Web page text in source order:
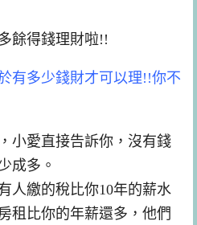
餘得錢理財啦!!
有多少錢財才可以理!!你不
小愛直接告訴你， 沒有錢
成多。
人繳的稅比你10年的薪水
租比你的年薪還多，他們